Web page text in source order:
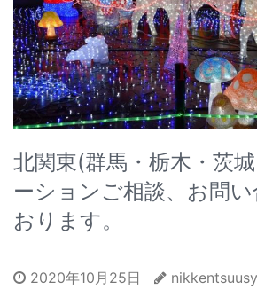
北関東(群馬・栃木・茨
ーションご相談、お問
おります。
2020年10月25日